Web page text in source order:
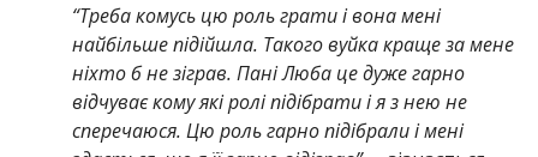
“Треба комусь цю роль грати і вона мені
найбільше підійшла. Такого вуйка краще за мене
ніхто б не зіграв. Пані Люба це дуже гарно
відчуває кому які ролі підібрати і я з нею не
сперечаюся. Цю роль гарно підібрали і мені